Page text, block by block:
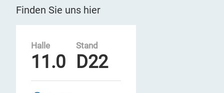
Finden Sie uns hier
Halle
11.0
Stand
D22